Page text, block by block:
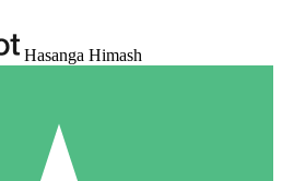
Hasanga Himash